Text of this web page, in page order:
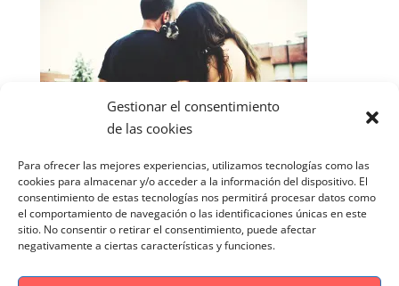
Gestionar el consentimiento
de las cookies
Para ofrecer las mejores experiencias, utilizamos tecnologías como las
cookies para almacenar y/o acceder a la información del dispositivo. El
consentimiento de estas tecnologías nos permitirá procesar datos como
el comportamiento de navegación o las identificaciones únicas en este
sitio. No consentir o retirar el consentimiento, puede afectar
negativamente a ciertas características y funciones.